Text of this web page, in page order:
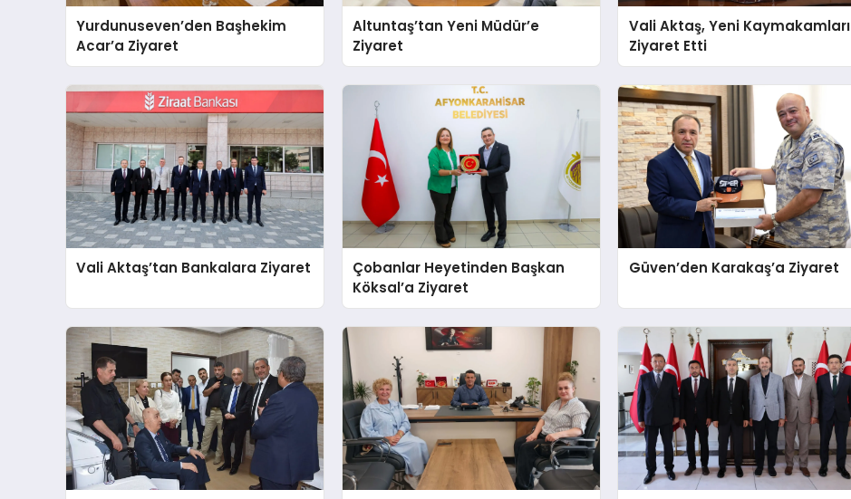
Yurdunuseven’den Başhekim
Acar’a Ziyaret
Altuntaş’tan Yeni Müdür’e
Ziyaret
Vali Aktaş, Yeni Kaymakamları
Ziyaret Etti
Vali Aktaş’tan Bankalara Ziyaret
Çobanlar Heyetinden Başkan
Köksal’a Ziyaret
Güven’den Karakaş’a Ziyaret